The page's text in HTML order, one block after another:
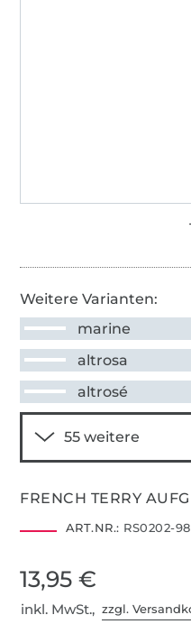
Weitere Varianten:
marine
altrosa
altrosé
FRENCH TERRY
ART.NR.: RS0202-
13,95 €
inkl. MwSt.,zzgl.